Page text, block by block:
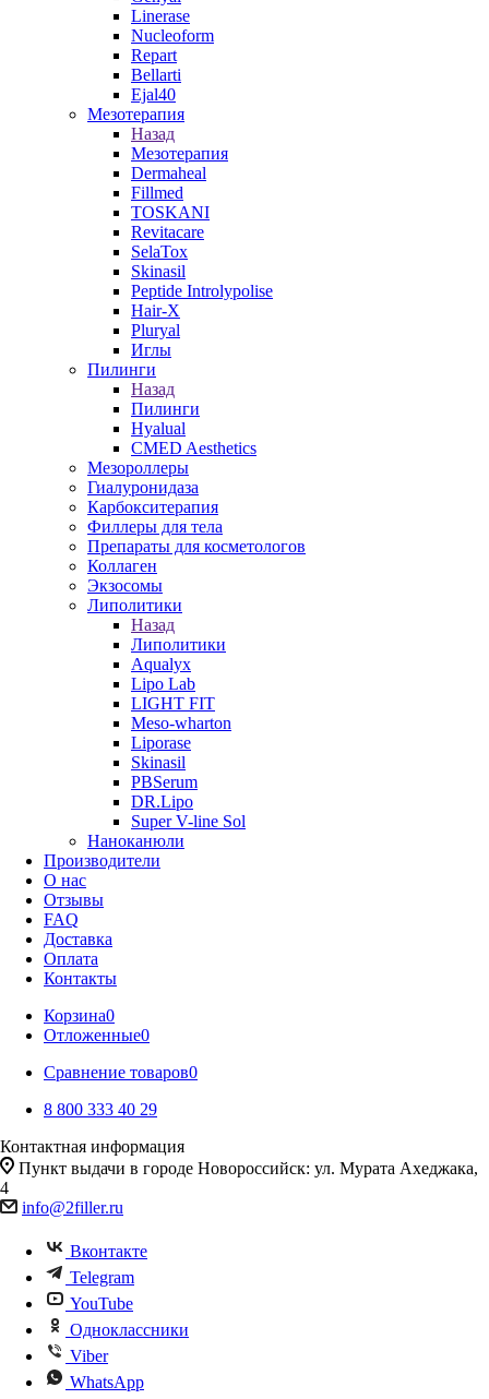
Linerase
Nucleoform
Repart
Bellarti
Ejal40
Мезотерапия
Назад
Мезотерапия
Dermaheal
Fillmed
TOSKANI
Revitacare
SelaTox
Skinasil
Peptide Introlypolise
Hair-X
Pluryal
Иглы
Пилинги
Назад
Пилинги
Hyalual
CMED Aesthetics
Мезороллеры
Гиалуронидаза
Карбокситерапия
Филлеры для тела
Препараты для косметологов
Коллаген
Экзосомы
Липолитики
Назад
Липолитики
Aqualyx
Lipo Lab
LIGHT FIT
Meso-wharton
Liporase
Skinasil
PBSerum
DR.Lipo
Super V-line Sol
Наноканюли
Производители
О нас
Отзывы
FAQ
Доставка
Оплата
Контакты
Корзина0
Отложенные0
Сравнение товаров0
8 800 333 40 29
Контактная информация
Пункт выдачи в городе Новороссийск: ул. Мурата Ахеджака,
4
info@2filler.ru
Вконтакте
Telegram
YouTube
Одноклассники
Viber
WhatsApp